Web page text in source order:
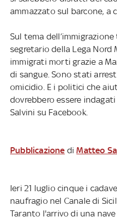
ammazzato sul barcone, a
Sul tema
segretario della Lega Nord
immigrati morti grazie a
di sangue. Sono stati
omicidio. E i politici che
dovrebbero essere
Salvini su Facebook.
Pubblicazione diMatteo
Ieri 21 luglio cinque i
naufragio nel Canale di
Taranto l'arrivo di una nave